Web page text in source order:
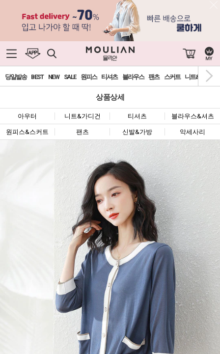
0
당일발송 BEST NEW SALE 원피스 티셔츠 블라우스 팬츠 스커트 니트&가디건
상품상세
아우터 니트&가디건 티셔츠 블라우스&셔츠
원피스&스커트 팬츠 신발&가방 악세사리